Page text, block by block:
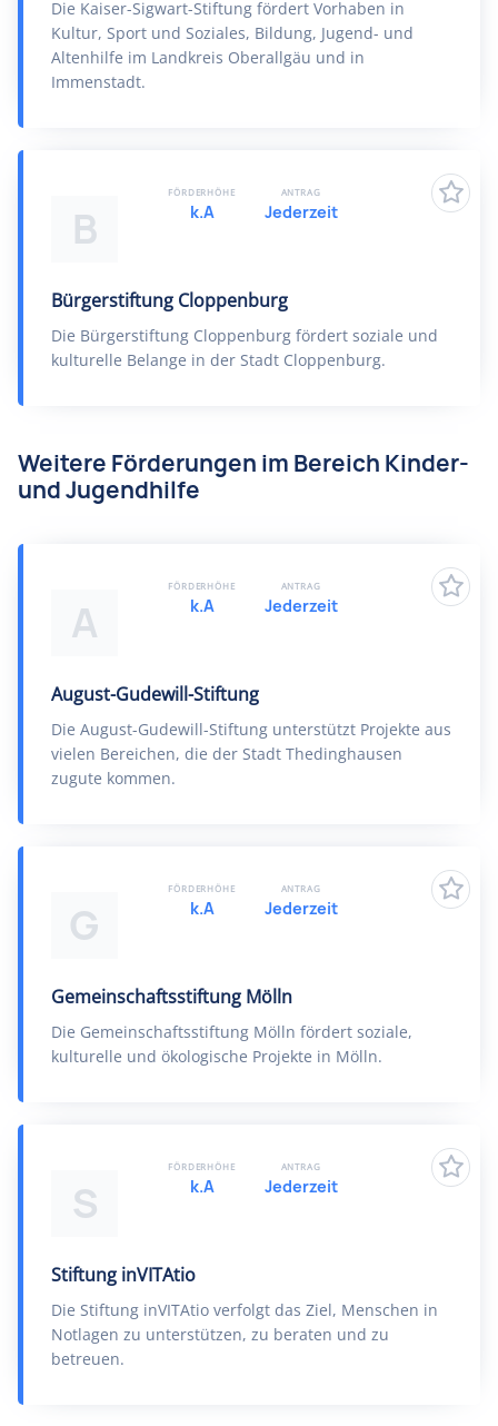
Die Kaiser-Sigwart-Stiftung fördert Vorhaben in
Kultur, Sport und Soziales, Bildung, Jugend- und
Altenhilfe im Landkreis Oberallgäu und in
Immenstadt.
B
Bürgerstiftung Cloppenburg
Die Bürgerstiftung Cloppenburg fördert soziale und
kulturelle Belange in der Stadt Cloppenburg.
FÖRDERHÖHE
k.A
ANTRAG
Jederzeit
Weitere Förderungen im Bereich Kinder-
und Jugendhilfe
A
August-Gudewill-Stiftung
Die August-Gudewill-Stiftung unterstützt Projekte aus
vielen Bereichen, die der Stadt Thedinghausen
zugute kommen.
FÖRDERHÖHE
k.A
ANTRAG
Jederzeit
G
Gemeinschaftsstiftung Mölln
Die Gemeinschaftsstiftung Mölln fördert soziale,
kulturelle und ökologische Projekte in Mölln.
FÖRDERHÖHE
k.A
ANTRAG
Jederzeit
S
Stiftung inVITAtio
Die Stiftung inVITAtio verfolgt das Ziel, Menschen in
Notlagen zu unterstützen, zu beraten und zu
betreuen.
FÖRDERHÖHE
k.A
ANTRAG
Jederzeit